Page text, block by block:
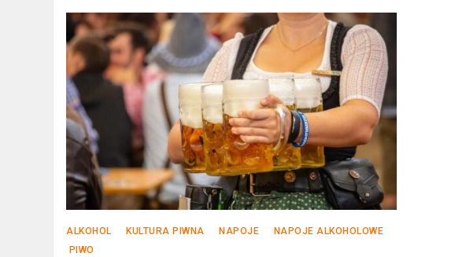
ALKOHOL KULTURA PIWNA NAPOJE
NAPOJE ALKOHOLOWE
PIWO